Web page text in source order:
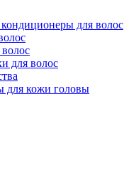
для волос
для волос
для кожи головы